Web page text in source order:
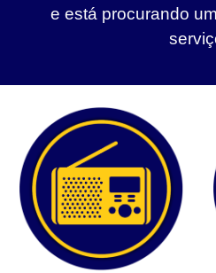
e está procurando